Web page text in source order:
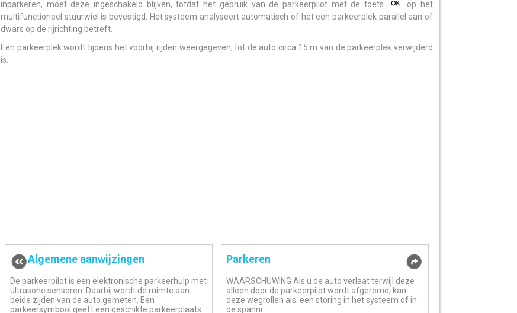
inparkeren, moet deze ingeschakeld blijven, totdat het gebruik van de parkeerpilot met de toets
op het
multifunctioneel stuurwiel is bevestigd. Het systeem analyseert automatisch of het een parkeerplek parallel aan of
dwars op de rijrichting betreft.
Een parkeerplek wordt tijdens het voorbij rijden weergegeven, tot de auto circa 15 m van de parkeerplek verwijderd
is.
Algemene aanwijzingen
De parkeerpilot is een elektronische parkeerhulp met
ultrasone sensoren. Daarbij wordt de ruimte aan
beide zijden van de auto gemeten. Een
parkeersymbool geeft een geschikte parkeerplaats
Parkeren
WAARSCHUWING Als u de auto verlaat terwijl deze
alleen door de parkeerpilot wordt afgeremd, kan
deze wegrollen als: een storing in het systeem of in
de spanni ...